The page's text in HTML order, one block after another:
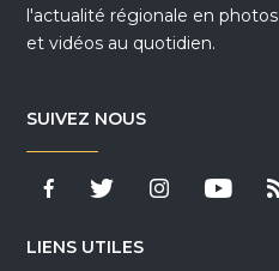
l'actualité régionale en photos
et vidéos au quotidien.
SUIVEZ NOUS
LIENS UTILES